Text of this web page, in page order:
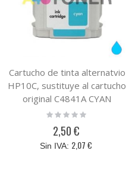
Cartucho de tinta alternatvio
HP10C, sustituye al cartucho
original C4841A CYAN
Rating:
2,50 €
2,07 €